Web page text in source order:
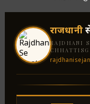
राजधानी
RAJDHANI